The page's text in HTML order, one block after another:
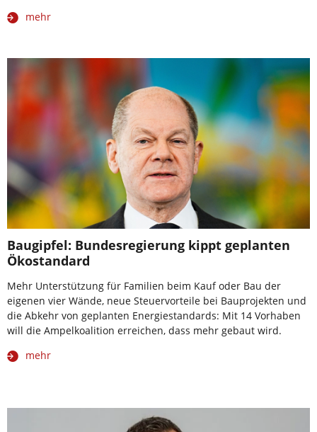
mehr
Baugipfel: Bundesregierung kippt geplanten
Ökostandard
Mehr Unterstützung für Familien beim Kauf oder Bau der
eigenen vier Wände, neue Steuervorteile bei Bauprojekten und
die Abkehr von geplanten Energiestandards: Mit 14 Vorhaben
will die Ampelkoalition erreichen, dass mehr gebaut wird.
mehr